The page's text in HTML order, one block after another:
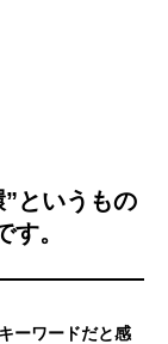
というもの
。
ーワードだと感